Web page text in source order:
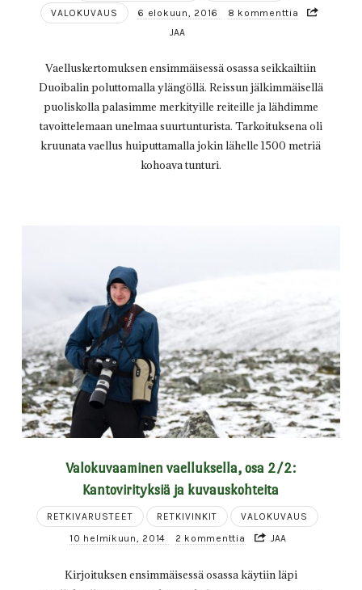
VALOKUVAUS
6 elokuun, 2016
8 kommenttia
JAA
Vaelluskertomuksen ensimmäisessä osassa seikkailtiin
Duoibalin poluttomalla ylängöllä. Reissun jälkimmäisellä
puoliskolla palasimme merkityille reiteille ja lähdimme
tavoittelemaan unelmaa suurtunturista. Tarkoituksena oli
kruunata vaellus huiputtamalla jokin lähelle 1500 metriä
kohoava tunturi.
Valokuvaaminen vaelluksella, osa 2/2:
Kantovirityksiä ja kuvauskohteita
RETKIVARUSTEET RETKIVINKIT
VALOKUVAUS
10 helmikuun, 2014
2 kommenttia JAA
Kirjoituksen ensimmäisessä osassa käytiin läpi